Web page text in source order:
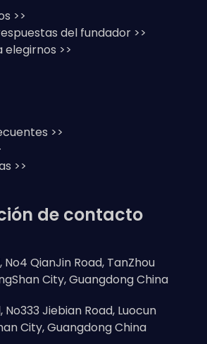
>>
del fundador >>
elegirnos >>
>>
>>
de contacto
QianJin Road, TanZhou
City, Guangdong China
Jiebian Road, Luocun
City, Guangdong China